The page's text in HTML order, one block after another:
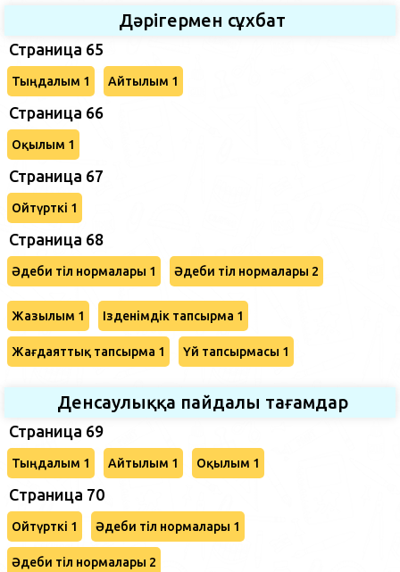
Дәрігермен сұхбат
Страница 65
Тыңдалым 1 Айтылым 1
Страница 66
Оқылым 1
Страница 67
Ойтүрткі 1
Страница 68
Әдеби тіл нормалары 1 Әдеби тіл нормалары 2
Жазылым 1 Ізденімдік тапсырма 1
Жағдаяттық тапсырма 1 Үй тапсырмасы 1
Денсаулыққа пайдалы тағамдар
Страница 69
Тыңдалым 1 Айтылым 1 Оқылым 1
Cтраница 70
Ойтүрткі 1 Әдеби тіл нормалары 1
Әдеби тіл нормалары 2